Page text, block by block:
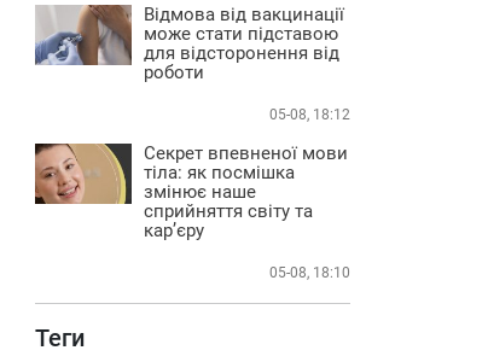
Відмова від вакцинації
може стати підставою
для відсторонення від
роботи
05-08, 18:12
Секрет впевненої мови
тіла: як посмішка
змінює наше
сприйняття світу та
кар’єру
05-08, 18:10
Теги